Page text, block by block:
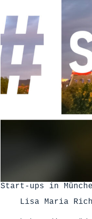
Start-ups in
Lisa Maria